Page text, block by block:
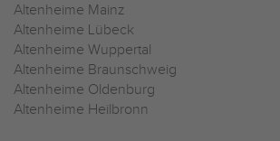
Altenheime Mainz
Altenheime Lübeck
Altenheime Wuppertal
Altenheime Braunschweig
Altenheime Oldenburg
Altenheime Heilbronn